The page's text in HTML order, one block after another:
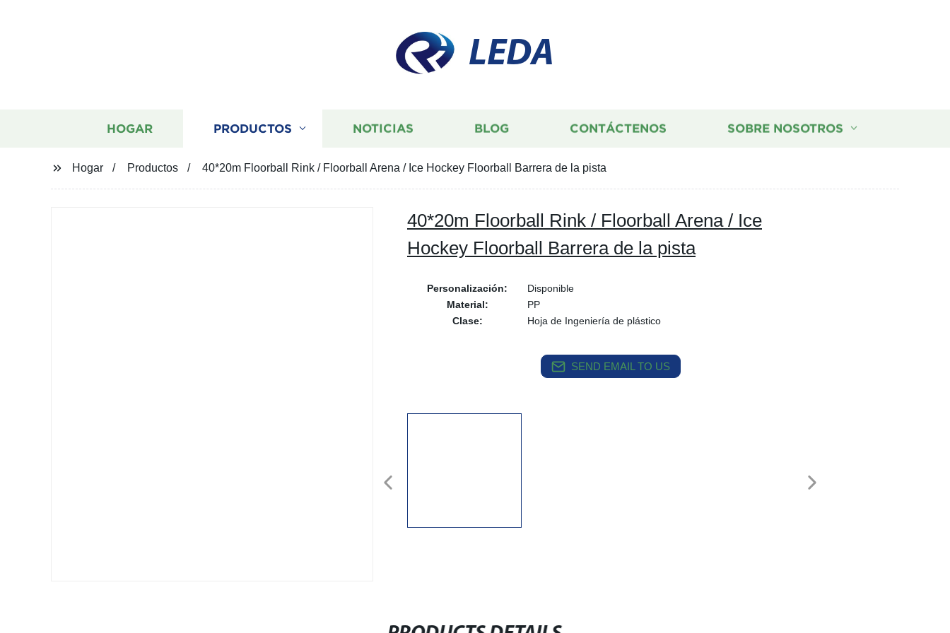
LEDA
HOGAR PRODUCTOS NOTICIAS BLOG CONTÁCTENOS SOBRE NOSOTROS
Hogar Productos 40*20m Floorball Rink / Floorball Arena / Ice Hockey Floorball Barrera de la pista
40*20m Floorball Rink / Floorball Arena / Ice
Hockey Floorball Barrera de la pista
Personalización:
Disponible
Material:
PP
Clase:
Hoja de Ingeniería de plástico
SEND EMAIL TO US